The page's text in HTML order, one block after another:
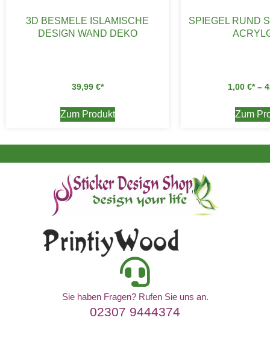
3D BESMELE ISLAMISCHE
DESIGN WAND DEKO
39,99 €
Zum Produkt
SPIEGEL RUND
1,00 € –
Zum
Sie haben Fragen? Rufen Sie uns an.
02307 9444374